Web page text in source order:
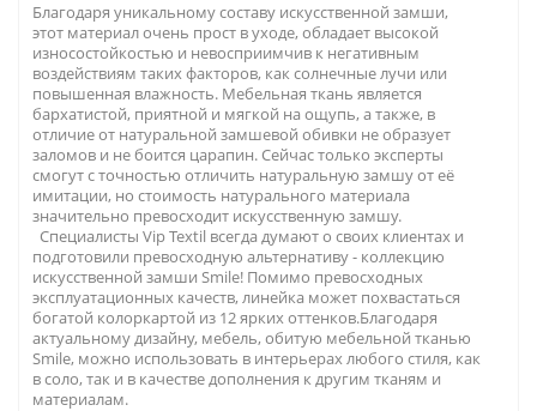
Благодаря уникальному составу искусственной замши,
этот материал очень прост в уходе, обладает высокой
износостойкостью и невосприимчив к негативным
воздействиям таких факторов, как солнечные лучи или
повышенная влажность. Мебельная ткань является
бархатистой, приятной и мягкой на ощупь, а также, в
отличие от натуральной замшевой обивки не образует
заломов и не боится царапин. Сейчас только эксперты
смогут с точностью отличить натуральную замшу от её
имитации, но стоимость натурального материала
значительно превосходит искусственную замшу.
Специалисты Vip Textil всегда думают о своих клиентах и
подготовили превосходную альтернативу - коллекцию
искусственной замши Smile! Помимо превосходных
эксплуатационных качеств, линейка может похвастаться
богатой колоркартой из 12 ярких оттенков.Благодаря
актуальному дизайну, мебель, обитую мебельной тканью
Smile, можно использовать в интерьерах любого стиля, как
в соло, так и в качестве дополнения к другим тканям и
материалам.